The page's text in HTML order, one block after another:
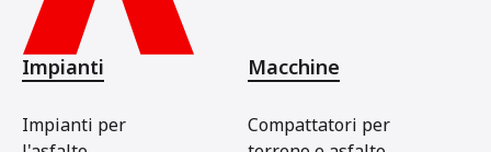
Impianti
Impianti per
Macchine
Compattatori per